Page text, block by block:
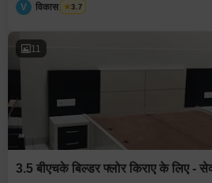
V विकास भारद्वाज
3.7
11
3.5 बीएचके बिल्डर फ्लोर किराए के लिए -